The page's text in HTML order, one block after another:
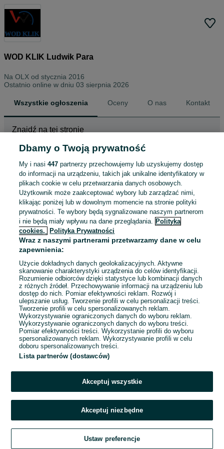
WOD KLIK Ludwik Para
Na OLX od stycznia 2016
Ostatnio online w dniu 03 sierpnia 2026
Wszystkie ogłoszenia Oceny O nas Kontakt
Znajdź na tej stronie
Wybierz kategorię
ZNALEŹLIŚMY 0
OGŁOSZEŃ
Sortowanie Opcje przeglądania
Przepraszamy, nie znaleźliśmy tego,
czego szukasz.
Zadzwoń / SMS
Dbamy o Twoją prywatność
My i nasi447 partnerzy przechowujemy lub uzyskujemy dostęp
do informacji na urządzeniu, takich jak unikalne identyfikatory w
plikach cookie w celu przetwarzania danych osobowych.
Użytkownik może zaakceptować wybory lub zarządzać nimi,
klikając poniżej lub w dowolnym momencie na stronie polityki
prywatności. Te wybory będą sygnalizowane naszym partnerom
i nie będą miały wpływu na dane przeglądania. Polityka
cookies,
Polityka Prywatności
Wraz z naszymi partnerami przetwarzamy dane w celu
zapewnienia:
Użycie dokładnych danych geolokalizacyjnych. Aktywne
skanowanie charakterystyki urządzenia do celów identyfikacji.
Rozumienie odbiorców dzięki statystyce lub kombinacji danych
z różnych źródeł. Przechowywanie informacji na urządzeniu lub
dostęp do nich. Pomiar efektywności reklam. Rozwój i
ulepszanie usług. Tworzenie profili w celu personalizacji treści.
Tworzenie profili w celu spersonalizowanych reklam.
Wykorzystywanie ograniczonych danych do wyboru reklam.
Wykorzystywanie ograniczonych danych do wyboru treści.
Pomiar efektywności treści. Wykorzystanie profili do wyboru
spersonalizowanych reklam. Wykorzystywanie profili w celu
doboru spersonalizowanych treści.
Lista partnerów (dostawców)
Akceptuj wszystkie
Akceptuj niezbędne
Ustaw preferencje